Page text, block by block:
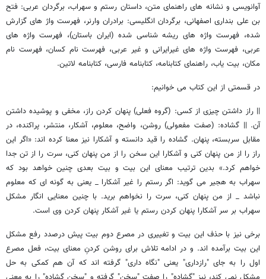
آوانویسی و نشانه های راهنمای متن، داستان رستم و سهراب، برگردان عربی: فتح
بن علی بنداری اصفهانی، برگردان انگلیسی: برادران وارنر، فهرست واژ های گزارش
شده، فهرست واژه های ریشه شناسی شده (ایران باستان)، فهرست واژه های
عربی، فهرست واژه های غیرایرانی و غیر عربی، فهرست نام کسان، فهرست نام
مکان، بیت یاب، راهنمای کتابنامه، کتابنامه فارسی، کتابنامه لاتین.
در قسمتی از این کتاب می خوانیم:
|| راز داشتن چیزی از کسی: (گروه فعلی) پنهان کردن راز، مخفی و پوشیده داشتن
آن. || گشاده: (صفت مفعولی) روشن، واضح، معلوم، آشکار، منتشر، پراکنده، در
مقابل سربسته، پنهان. گشاده را قید دانسته و آشکارا نیز معنا کرده اند: «اگر این
راز را از من پنهان کنی و آشکارا این سخن را از من پنهان کنی، سرت را از تن جدا
خواهم کرد.» بدین ترتیب معنای این بیت و بیت بعدی چنین خواهد بود که
سهراب به هجیر می گوید: اگر رستم را غیر آشکارا _ یعنی به گونه ای که معلوم
نباشد _ از من پنهان کنی، سرت را نخواهم برید. با چنین معنایی انگار مشکل
سهراب بر سر آشکارا پنهان کردن رستم یا غیر آشکار پنهان کردن وی است.
برخی نیز با حذف این بیت و تغییری در مصرع دوم بیت پیش درصدد رفع مشکل
این بیت برآمده اند. و در ادامه تلاش برای روشن کردنِ معنای بیت، فعل مصرع
اول را به جای "رازداری" یعنی "نگاه داری" گرفته اند که آن هم کمکی به حل